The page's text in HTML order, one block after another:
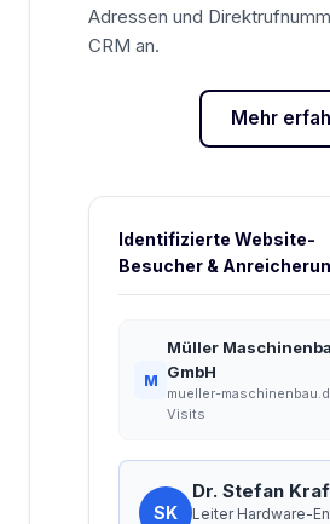
Adressen und
CRM an.
Mehr
Identifizierte Website-
Besucher &
M
Müller
GmbH
mueller-
Visits
SK
Dr. Stefan
Leiter Hardware-